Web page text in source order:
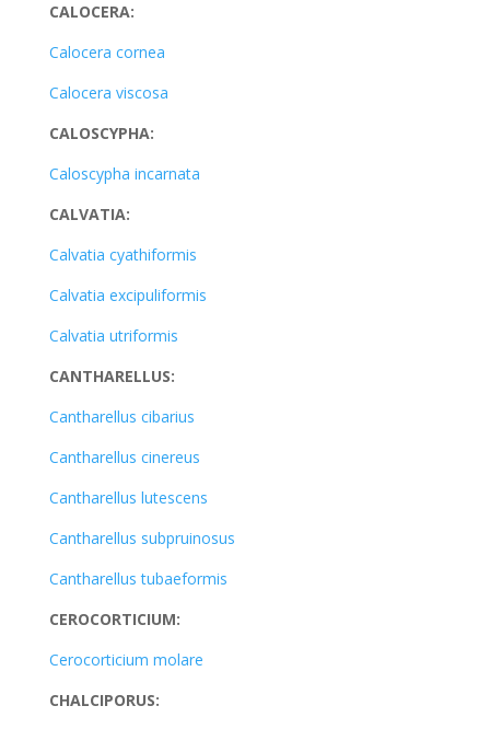
CALOCERA:
Calocera cornea
Calocera viscosa
CALOSCYPHA:
Caloscypha incarnata
CALVATIA:
Calvatia cyathiformis
Calvatia excipuliformis
Calvatia utriformis
CANTHARELLUS:
Cantharellus cibarius
Cantharellus cinereus
Cantharellus lutescens
Cantharellus subpruinosus
Cantharellus tubaeformis
CEROCORTICIUM:
Cerocorticium molare
CHALCIPORUS: